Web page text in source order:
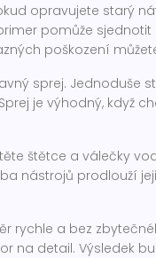
opravujete starý
pomůže
poškození
sprej. Jednoduše
je výhodný, když
štětce a válečky
nástrojů prodlouží
rychle a bez
na detail. Výsledek